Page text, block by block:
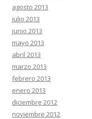
agosto 2013
julio 2013
junio 2013
mayo 2013
abril 2013
marzo 2013
febrero 2013
enero 2013
diciembre 2012
noviembre 2012